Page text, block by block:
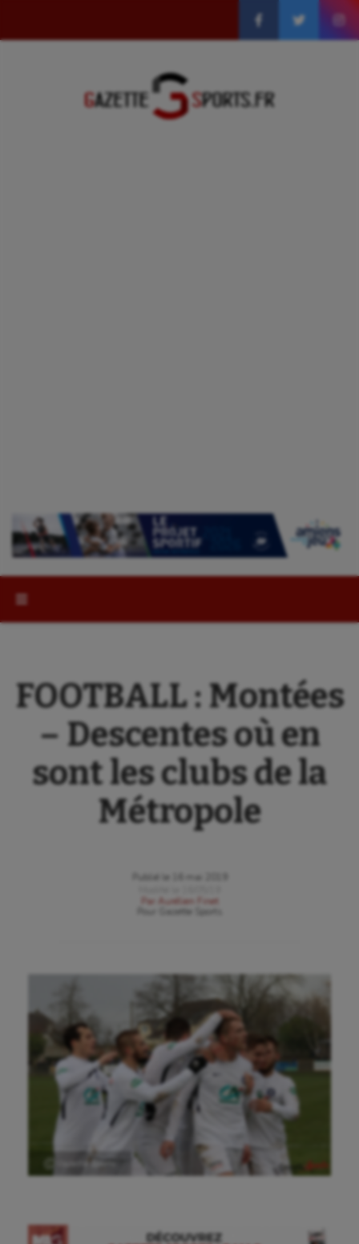
FOOTBALL : Montées
– Descentes où en
sont les clubs de la
Métropole
Publié le
16 mai 2019
Par
Aurélien Finet
Gazette Sports